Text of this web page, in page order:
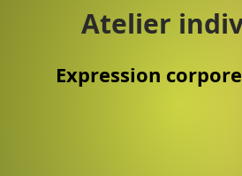
Atelier
Expression